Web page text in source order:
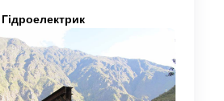
Гідроелектрик